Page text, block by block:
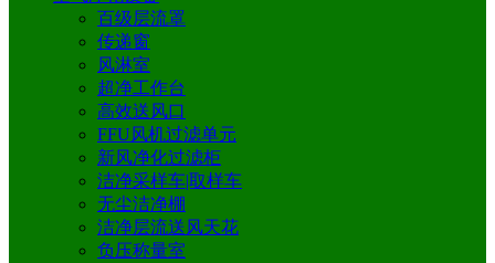
百级层流罩
传递窗
风淋室
超净工作台
高效送风口
FFU风机过滤单元
新风净化过滤柜
洁净采样车|取样车
无尘洁净棚
洁净层流送风天花
负压称量室